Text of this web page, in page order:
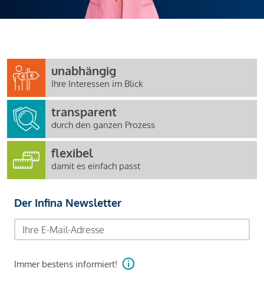
unabhängig
Ihre Interessen im Blick
transparent
durch den ganzen Prozess
flexibel
damit es einfach passt
Der Infina Newsletter
Immer bestens informiert!